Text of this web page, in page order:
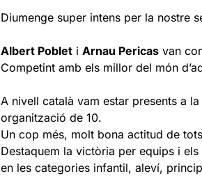
Diumenge super intens per la nostre
Albert Poblet i Arnau Pericas van
Competint amb els millor del món
A nivell català vam estar presents a
organització de 10.
Un cop més, molt bona actitud de
Destaquem la victòria per equips i
en les categories infantil, aleví,